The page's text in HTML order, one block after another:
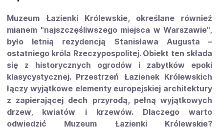
Muzeum Łazienki Królewskie, określane również
mianem "najszczęśliwszego miejsca w Warszawie",
było letnią rezydencją Stanisława Augusta –
ostatniego króla Rzeczypospolitej. Obiekt ten składa
się z historycznych ogrodów i zabytków epoki
klasycystycznej. Przestrzeń Łazienek Królewskich
łączy wyjątkowe elementy europejskiej architektury
z zapierającej dech przyrodą, pełną wyjątkowych
drzew, kwiatów i krzewów. Dlaczego warto
odwiedzić Muzeum Łazienki Królewskie?